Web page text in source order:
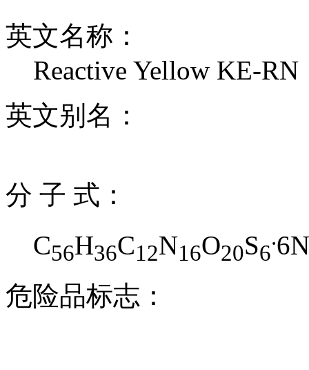
英文名称：
Reactive Yellow KE-RN
英文别名：
分 子 式：
C56H36C12N16O20S6
.
危险品标志：